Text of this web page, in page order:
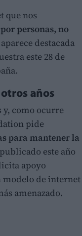
que nos
personas, no
destacada
este 28 de
años
y, como ocurre
pide
para mantener la
este año
apoyo
de internet
amenazado.